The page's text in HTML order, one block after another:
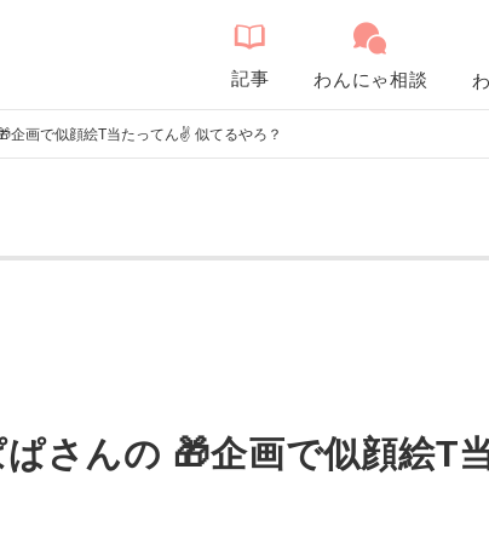
記事 わんにゃ相談
企画で似顔絵T当たってん✌️ 似てるやろ？
さんの 🎁企画で似顔絵T